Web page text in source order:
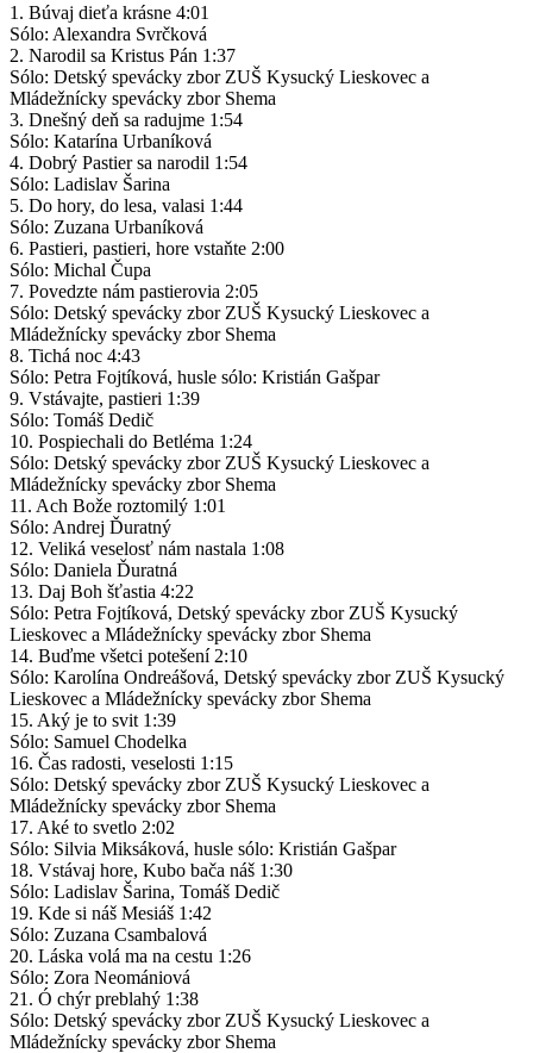
1. Búvaj dieťa krásne 4:01
Sólo: Alexandra Svrčková
2. Narodil sa Kristus Pán 1:37
Sólo: Detský spevácky zbor ZUŠ Kysucký Lieskovec a
Mládežnícky spevácky zbor Shema
3. Dnešný deň sa radujme 1:54
Sólo: Katarína Urbaníková
4. Dobrý Pastier sa narodil 1:54
Sólo: Ladislav Šarina
5. Do hory, do lesa, valasi 1:44
Sólo: Zuzana Urbaníková
6. Pastieri, pastieri, hore vstaňte 2:00
Sólo: Michal Čupa
7. Povedzte nám pastierovia 2:05
Sólo: Detský spevácky zbor ZUŠ Kysucký Lieskovec a
Mládežnícky spevácky zbor Shema
8. Tichá noc 4:43
Sólo: Petra Fojtíková, husle sólo: Kristián Gašpar
9. Vstávajte, pastieri 1:39
Sólo: Tomáš Dedič
10. Pospiechali do Betléma 1:24
Sólo: Detský spevácky zbor ZUŠ Kysucký Lieskovec a
Mládežnícky spevácky zbor Shema
11. Ach Bože roztomilý 1:01
Sólo: Andrej Ďuratný
12. Veliká veselosť nám nastala 1:08
Sólo: Daniela Ďuratná
13. Daj Boh šťastia 4:22
Sólo: Petra Fojtíková, Detský spevácky zbor ZUŠ Kysucký
Lieskovec a Mládežnícky spevácky zbor Shema
14. Buďme všetci potešení 2:10
Sólo: Karolína Ondreášová, Detský spevácky zbor ZUŠ Kysucký
Lieskovec a Mládežnícky spevácky zbor Shema
15. Aký je to svit 1:39
Sólo: Samuel Chodelka
16. Čas radosti, veselosti 1:15
Sólo: Detský spevácky zbor ZUŠ Kysucký Lieskovec a
Mládežnícky spevácky zbor Shema
17. Aké to svetlo 2:02
Sólo: Silvia Miksáková, husle sólo: Kristián Gašpar
18. Vstávaj hore, Kubo bača náš 1:30
Sólo: Ladislav Šarina, Tomáš Dedič
19. Kde si náš Mesiáš 1:42
Sólo: Zuzana Csambalová
20. Láska volá ma na cestu 1:26
Sólo: Zora Neomániová
21. Ó chýr preblahý 1:38
Sólo: Detský spevácky zbor ZUŠ Kysucký Lieskovec a
Mládežnícky spevácky zbor Shema